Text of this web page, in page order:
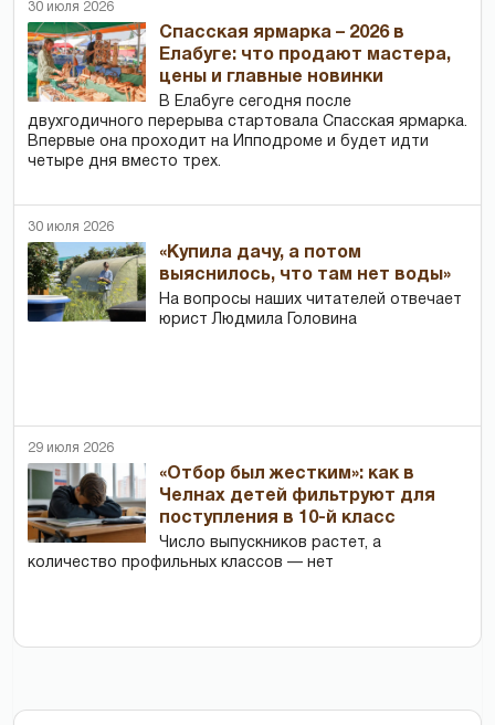
30 июля 2026
Спасская ярмарка – 2026 в
Елабуге: что продают мастера,
цены и главные новинки
В Елабуге сегодня после
двухгодичного перерыва стартовала Спасская ярмарка.
Впервые она проходит на Ипподроме и будет идти
четыре дня вместо трех.
30 июля 2026
«Купила дачу, а потом
выяснилось, что там нет воды»
На вопросы наших читателей отвечает
юрист Людмила Головина
29 июля 2026
«Отбор был жестким»: как в
Челнах детей фильтруют для
поступления в 10-й класс
Число выпускников растет, а
количество профильных классов — нет